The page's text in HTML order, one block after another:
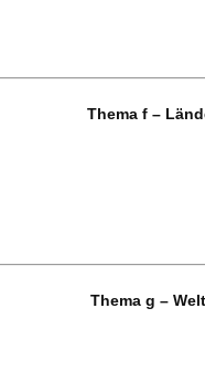
Thema f –
Thema g –